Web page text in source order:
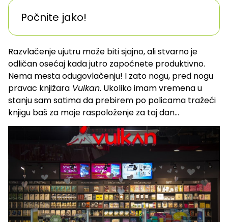
Počnite jako!
Razvlačenje ujutru može biti sjajno, ali stvarno je
odličan osećaj kada jutro započnete produktivno.
Nema mesta odugovlačenju! I zato nogu, pred nogu
pravac knjižara Vulkan. Ukoliko imam vremena u
stanju sam satima da prebirem po policama tražeći
knjigu baš za moje raspoloženje za taj dan…